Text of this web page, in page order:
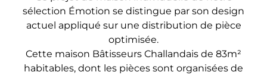
sélection Émotion se distingue par son design
actuel appliqué sur une distribution de pièce
optimisée.
Cette maison Bâtisseurs Challandais de 83m²
habitables, dont les pièces sont organisées de